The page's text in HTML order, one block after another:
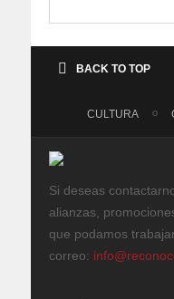
BACK TO TOP
CULTURA
Si deseas
alianzas,
que podamos
correo: